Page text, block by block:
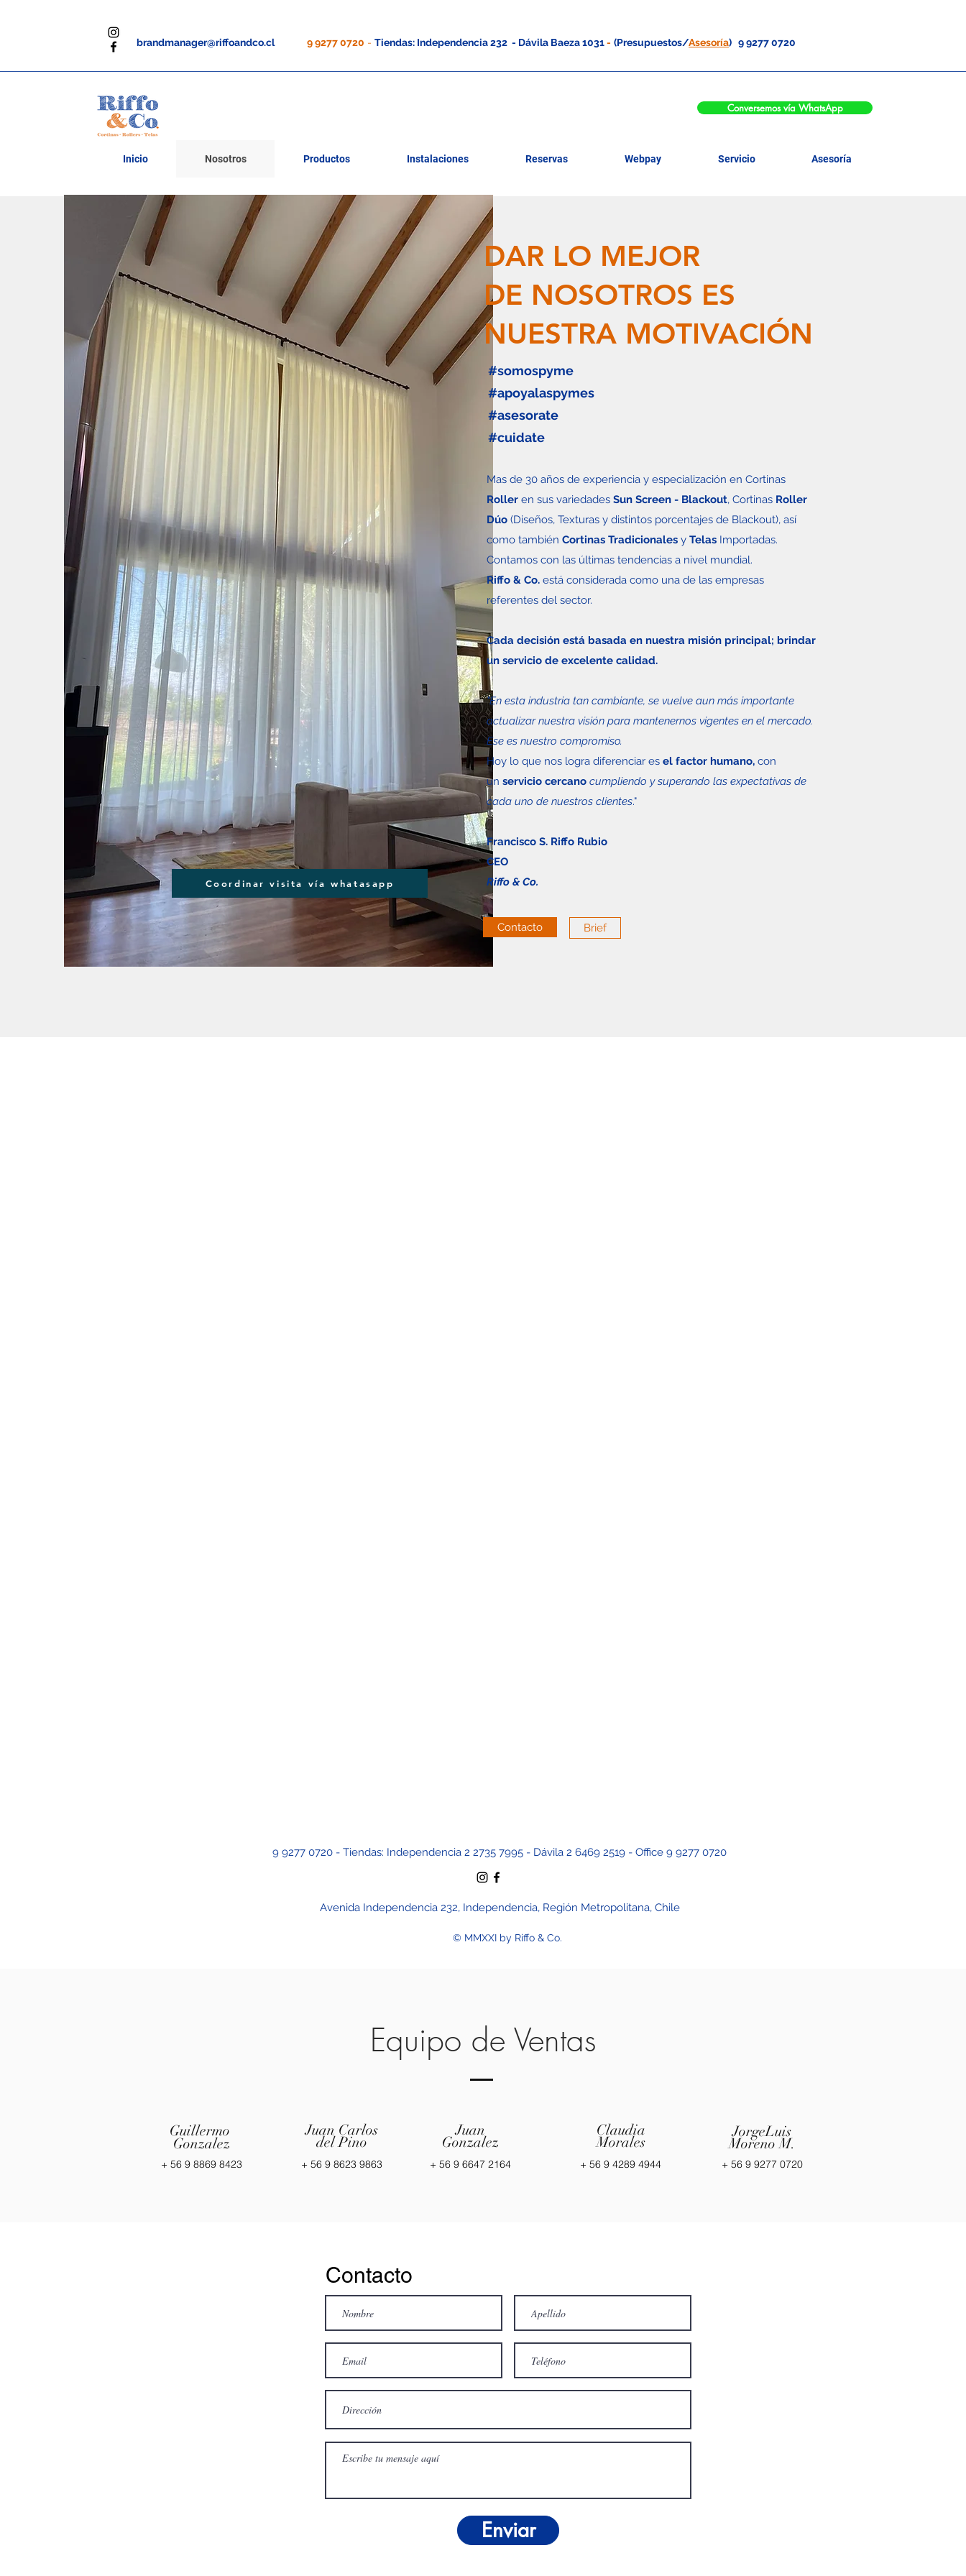
brandmanager@riffoandco.cl 9 9277 0720 - Tiendas: Independencia 232 - Dávila Baeza 1031- (Presupuestos/Asesoría) 9 9277 0720
Inicio Nosotros Productos Instalaciones Reservas Webpay Servicio Asesoría
Conversemos vía WhatsApp
Coordinar visita vía whatasapp
DAR LO MEJOR
DE NOSOTROS ES
NUESTRA MOTIVACIÓN
#somospyme
#apoyalaspymes
#asesorate
#cuidate
Mas de 30 años de experiencia y especialización en Cortinas
Roller en sus variedades Sun Screen - Blackout, Cortinas Roller
Dúo (Diseños, Texturas y distintos porcentajes de Blackout), así
como también Cortinas Tradicionales y Telas Importadas.
Contamos con las últimas tendencias a nivel mundial.
Riffo & Co. está considerada como una de las empresas
referentes del sector.
Cada decisión está basada en nuestra misión principal; brindar
un servicio de excelente calidad.
"En esta industria tan cambiante, se vuelve aun más importante
actualizar nuestra visión para mantenernos vigentes en el mercado.
Ese es nuestro compromiso.
Hoy lo que nos logra diferenciar es el factor humano, con
un servicio cercano cumpliendo y superando las expectativas de
cada uno de nuestros clientes."
Francisco S. Riffo Rubio
CEO
Riffo & Co.
Contacto Brief
9 9277 0720 - Tiendas: Independencia 2 2735 7995 - Dávila 2 6469 2519 - Office 9 9277 0720
Avenida Independencia 232, Independencia, Región Metropolitana, Chile
© MMXXI by Riffo & Co.
Equipo de Ventas
Guillermo
Gonzalez
+ 56 9 8869 8423
Juan Carlos
del Pino
+ 56 9 8623 9863
Juan
Gonzalez
+ 56 9 6647 2164
Claudia
Morales
+ 56 9 4289 4944
JorgeLuis
Moreno M.
+ 56 9 9277 0720
Contacto
Enviar